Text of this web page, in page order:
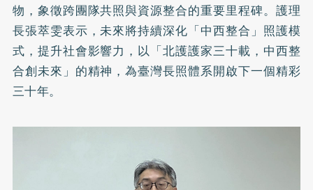
物，象徵跨團隊共照與資源整合的重要里程碑。護理
長張萃雯表示，未來將持續深化「中西整合」照護模
式，提升社會影響力，以「北護護家三十載，中西整
合創未來」的精神，為臺灣長照體系開啟下一個精彩
三十年。